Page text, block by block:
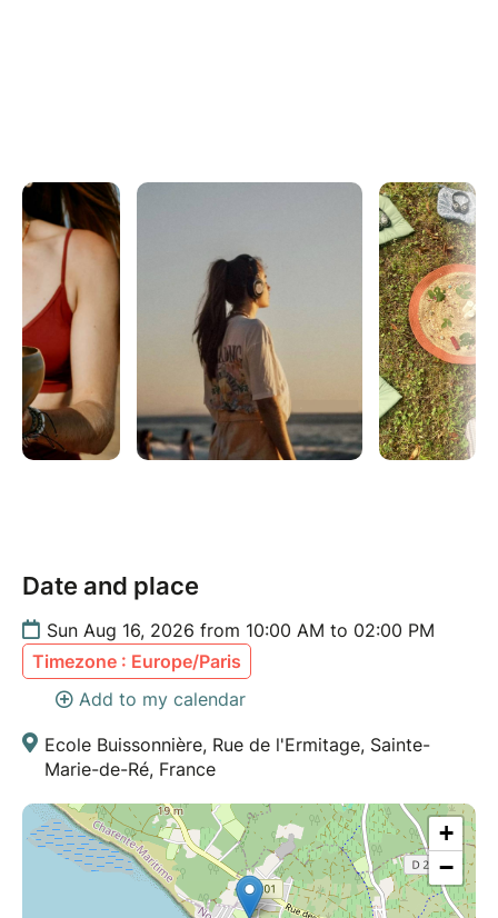
Date and place
Sun Aug 16, 2026 from 10:00 AM to 02:00 PM
Timezone : Europe/Paris
Add to my calendar
Ecole Buissonnière, Rue de l'Ermitage, Sainte-
Marie-de-Ré, France
+
−